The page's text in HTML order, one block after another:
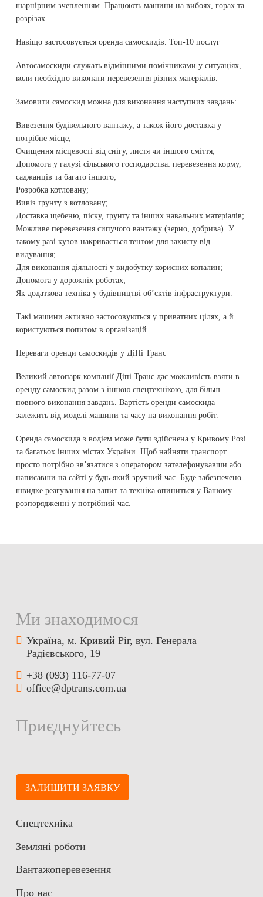
шарнірним зчепленням. Працюють машини на вибоях, горах та
розрізах.
Навіщо застосовується оренда самоскидів. Топ-10 послуг
Автосамоскиди служать відмінними помічниками у ситуаціях,
коли необхідно виконати перевезення різних матеріалів.
Замовити самоскид можна для виконання наступних завдань:
Вивезення будівельного вантажу, а також його доставка у
потрібне місце;
Очищення місцевості від снігу, листя чи іншого сміття;
Допомога у галузі сільського господарства: перевезення корму,
саджанців та багато іншого;
Розробка котловану;
Вивіз ґрунту з котловану;
Доставка щебеню, піску, ґрунту та інших навальних матеріалів;
Можливе перевезення сипучого вантажу (зерно, добрива). У
такому разі кузов накривається тентом для захисту від
видування;
Для виконання діяльності у видобутку корисних копалин;
Допомога у дорожніх роботах;
Як додаткова техніка у будівництві об’єктів інфраструктури.
Такі машини активно застосовуються у приватних цілях, а й
користуються попитом в організацій.
Переваги оренди самоскидів у ДіПі Транс
Великий автопарк компанії Діпі Транс дає можливість взяти в
оренду самоскид разом з іншою спецтехнікою, для більш
повного виконання завдань. Вартість оренди самоскида
залежить від моделі машини та часу на виконання робіт.
Оренда самоскида з водієм може бути здійснена у Кривому Розі
та багатьох інших містах України. Щоб найняти транспорт
просто потрібно зв’язатися з оператором зателефонувавши або
написавши на сайті у будь-який зручний час. Буде забезпечено
швидке реагування на запит та техніка опиниться у Вашому
розпорядженні у потрібний час.
Ми знаходимося
Українa, м. Кривий Ріг, вул. Генерала
Радієвського, 19
+38 (093) 116-77-07
office@dptrans.com.ua
Приєднуйтесь
ЗАЛИШИТИ ЗАЯВКУ
Спецтехніка
Земляні роботи
Вантажоперевезення
Про нас